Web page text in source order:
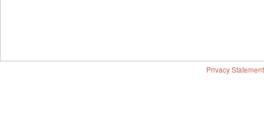
Privacy Statement